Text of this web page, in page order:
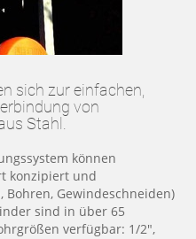
sich zur einfachen,
von
Stahl.
können
konzipiert und
Bohren, Gewindeschneiden)
sind in über 65
verfügbar: 1/2",